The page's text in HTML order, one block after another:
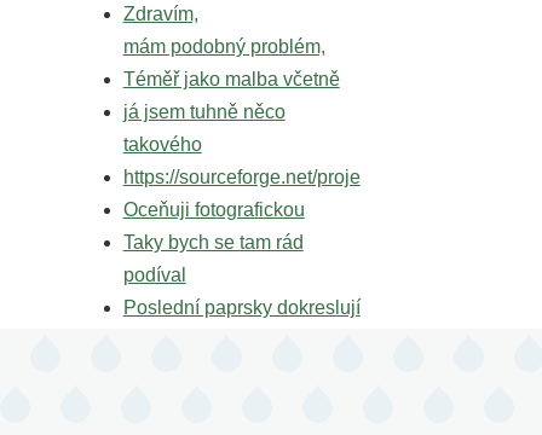
Zdravím,
mám podobný problém,
Téměř jako malba včetně
já jsem tuhně něco
takového
https://sourceforge.net/proje
Oceňuji fotografickou
Taky bych se tam rád
podíval
Poslední paprsky dokreslují